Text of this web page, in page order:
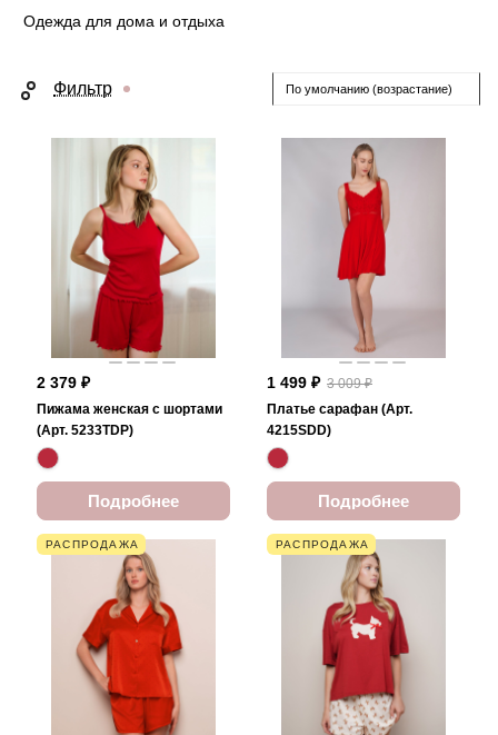
Одежда для дома и отдыха
Фильтр По умолчанию (возрастание)
2 379 ₽
Пижама женская с шортами
(Арт. 5233TDP)
Подробнее
1 499 ₽ 3 009 ₽
Платье сарафан (Арт.
4215SDD)
Подробнее
РАСПРОДАЖА РАСПРОДАЖА